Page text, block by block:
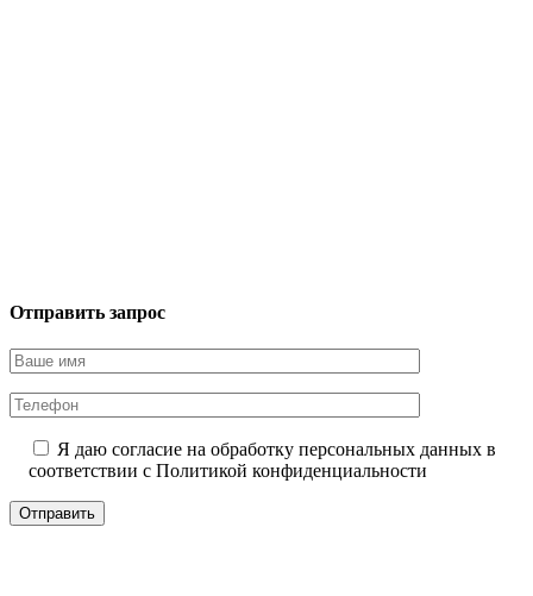
Отправить запрос
Я даю согласие на обработку персональных данных в
соответствии с Политикой конфиденциальности